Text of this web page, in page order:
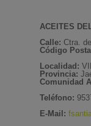
ACEITES
Calle: Ctra.
Código
Localidad:
Provincia:
Comunidad
Teléfono:
E-Mail: